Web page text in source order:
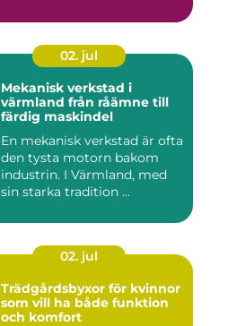
02. jul
Mekanisk verkstad i
värmland från råämne till
färdig maskindel
En mekanisk verkstad är ofta
den tysta motorn bakom
industrin. I Värmland, med
sin starka tradition ...
02. jul
Trädgårdsbyxor för kvinnor
som vill ha både funktion
och komfort